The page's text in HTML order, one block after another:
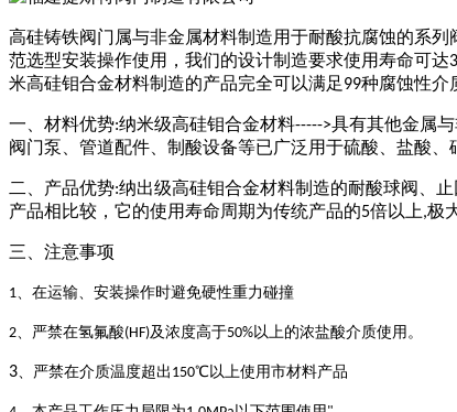
高硅铸铁阀门属与非金属材料制造用于耐酸抗腐蚀的系列
范选型安装操作使用，我们的设计制造要求使用寿命可达
米高硅钼合金材料制造的产品完全可以满足99种腐蚀性介
一、材料优势:纳米级高硅钼合金材料----->具有其他金属
阀门泵、管道配件、制酸设备等已广泛用于硫酸、盐酸
二、产品优势:纳出级高硅钼合金材料制造的耐酸球阀、
产品相比较，它的使用寿命周期为传统产品的5倍以上,极
三、注意事项
1、 在运输、安装操作时避免硬性重力碰撞
2 、严禁在氢氟酸(HF)及浓度高于50%以上的浓盐酸介质使用。
3 、严禁在介质温度超出 150℃以上使用市材料产品